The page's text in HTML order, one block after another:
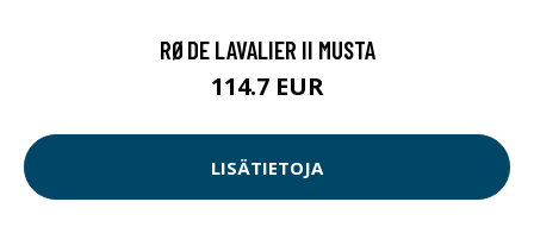
RØDE LAVALIER II MUSTA
114.7 EUR
LISÄTIETOJA